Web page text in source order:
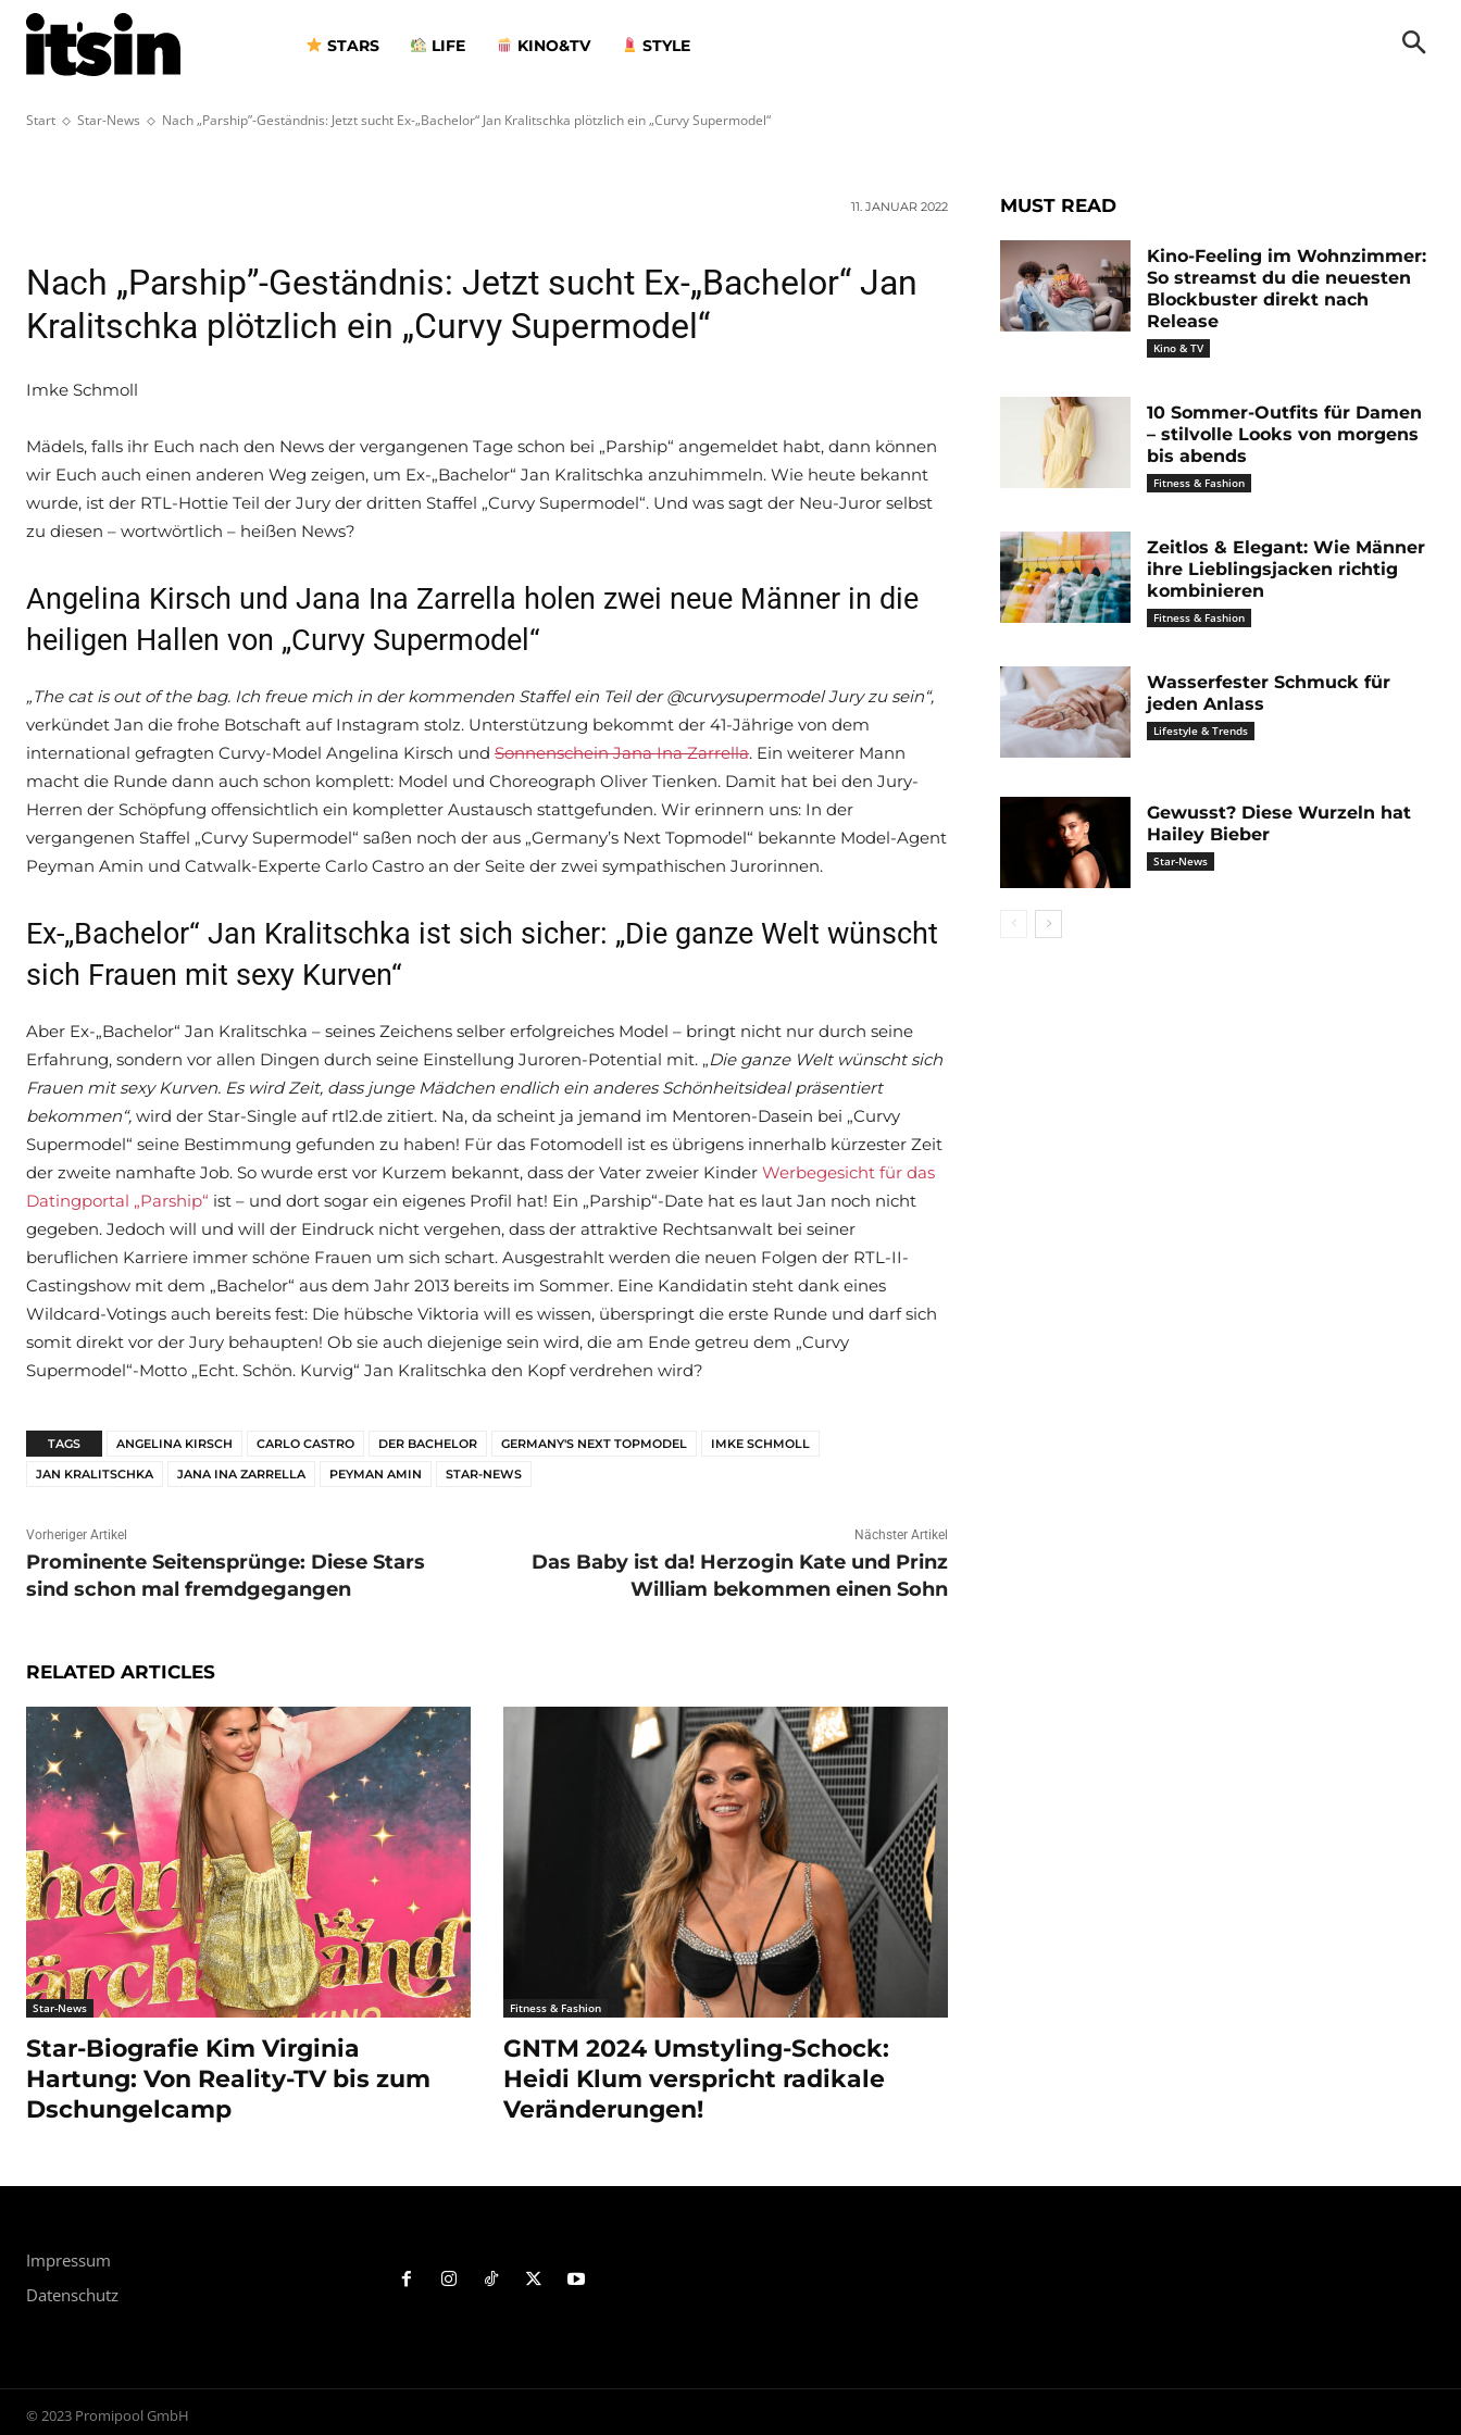
STARS LIFE KINO&TV STYLE
Start Star-News Nach „Parship”-Geständnis: Jetzt sucht Ex-„Bachelor“ Jan Kralitschka plötzlich ein „Curvy Supermodel“
Supermodel“
11. JANUAR 2022
Nach „Parship”-Geständnis: Jetzt sucht Ex-„Bachelor“ Jan
Kralitschka plötzlich ein „Curvy Supermodel“
Imke Schmoll
Mädels, falls ihr Euch nach den News der vergangenen Tage schon bei „Parship“ angemeldet habt, dann können
wir Euch auch einen anderen Weg zeigen, um Ex-„Bachelor“ Jan Kralitschka anzuhimmeln. Wie heute bekannt
wurde, ist der RTL-Hottie Teil der Jury der dritten Staffel „Curvy Supermodel“. Und was sagt der Neu-Juror selbst
zu diesen – wortwörtlich – heißen News?
Angelina Kirsch und Jana Ina Zarrella holen zwei neue Männer in die
heiligen Hallen von „Curvy Supermodel“
„The cat is out of the bag. Ich freue mich in der kommenden Staffel ein Teil der @curvysupermodel Jury zu sein“,
verkündet Jan die frohe Botschaft auf Instagram stolz. Unterstützung bekommt der 41-Jährige von dem
international gefragten Curvy-Model Angelina Kirsch und Sonnenschein Jana Ina Zarrella. Ein weiterer Mann
macht die Runde dann auch schon komplett: Model und Choreograph Oliver Tienken. Damit hat bei den Jury-
Herren der Schöpfung offensichtlich ein kompletter Austausch stattgefunden. Wir erinnern uns: In der
vergangenen Staffel „Curvy Supermodel“ saßen noch der aus „Germany’s Next Topmodel“ bekannte Model-Agent
Peyman Amin und Catwalk-Experte Carlo Castro an der Seite der zwei sympathischen Jurorinnen.
Ex-„Bachelor“ Jan Kralitschka ist sich sicher: „Die ganze Welt wünscht
sich Frauen mit sexy Kurven“
Aber Ex-„Bachelor“ Jan Kralitschka – seines Zeichens selber erfolgreiches Model – bringt nicht nur durch seine
Erfahrung, sondern vor allen Dingen durch seine Einstellung Juroren-Potential mit. „Die ganze Welt wünscht sich
Frauen mit sexy Kurven. Es wird Zeit, dass junge Mädchen endlich ein anderes Schönheitsideal präsentiert
bekommen“, wird der Star-Single auf rtl2.de zitiert. Na, da scheint ja jemand im Mentoren-Dasein bei „Curvy
Supermodel“ seine Bestimmung gefunden zu haben! Für das Fotomodell ist es übrigens innerhalb kürzester Zeit
der zweite namhafte Job. So wurde erst vor Kurzem bekannt, dass der Vater zweier Kinder Werbegesicht für das
Datingportal „Parship“ ist – und dort sogar ein eigenes Profil hat! Ein „Parship“-Date hat es laut Jan noch nicht
gegeben. Jedoch will und will der Eindruck nicht vergehen, dass der attraktive Rechtsanwalt bei seiner
beruflichen Karriere immer schöne Frauen um sich schart. Ausgestrahlt werden die neuen Folgen der RTL-II-
Castingshow mit dem „Bachelor“ aus dem Jahr 2013 bereits im Sommer. Eine Kandidatin steht dank eines
Wildcard-Votings auch bereits fest: Die hübsche Viktoria will es wissen, überspringt die erste Runde und darf sich
somit direkt vor der Jury behaupten! Ob sie auch diejenige sein wird, die am Ende getreu dem „Curvy
Supermodel“-Motto „Echt. Schön. Kurvig“ Jan Kralitschka den Kopf verdrehen wird?
TAGS ANGELINA KIRSCH CARLO CASTRO DER BACHELOR GERMANY'S NEXT TOPMODEL
IMKE SCHMOLL
JAN KRALITSCHKA
JANA INA ZARRELLA PEYMAN AMIN STAR-NEWS
Vorheriger Artikel
Prominente Seitensprünge: Diese Stars
sind schon mal fremdgegangen
Nächster Artikel
Das Baby ist da! Herzogin Kate und Prinz
William bekommen einen Sohn
RELATED ARTICLES
Star-News
Star-Biografie Kim Virginia
Hartung: Von Reality-TV bis zum
Dschungelcamp
Fitness & Fashion
GNTM 2024 Umstyling-Schock:
Heidi Klum verspricht radikale
Veränderungen!
MUST READ
Kino-Feeling im Wohnzimmer:
So streamst du die neuesten
Blockbuster direkt nach
Release
Kino & TV
10 Sommer-Outfits für Damen
– stilvolle Looks von morgens
bis abends
Fitness & Fashion
Zeitlos & Elegant: Wie Männer
ihre Lieblingsjacken richtig
kombinieren
Fitness & Fashion
Wasserfester Schmuck für
jeden Anlass
Lifestyle & Trends
Gewusst? Diese Wurzeln hat
Hailey Bieber
Star-News
Impressum
Datenschutz
© 2023 Promipool GmbH